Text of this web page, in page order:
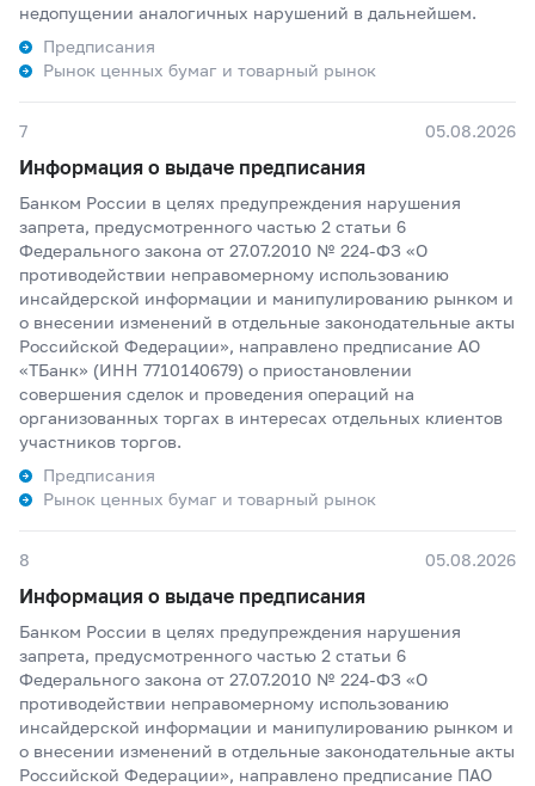
недопущении аналогичных нарушений в дальнейшем.
Предписания
Рынок ценных бумаг и товарный рынок
7 05.08.2026
Информация о выдаче предписания
Банком России в целях предупреждения нарушения
запрета, предусмотренного частью 2 статьи 6
Федерального закона от 27.07.2010 № 224-ФЗ «О
противодействии неправомерному использованию
инсайдерской информации и манипулированию рынком и
о внесении изменений в отдельные законодательные акты
Российской Федерации», направлено предписание АО
«ТБанк» (ИНН 7710140679) о приостановлении
совершения сделок и проведения операций на
организованных торгах в интересах отдельных клиентов
участников торгов.
Предписания
Рынок ценных бумаг и товарный рынок
8 05.08.2026
Информация о выдаче предписания
Банком России в целях предупреждения нарушения
запрета, предусмотренного частью 2 статьи 6
Федерального закона от 27.07.2010 № 224-ФЗ «О
противодействии неправомерному использованию
инсайдерской информации и манипулированию рынком и
о внесении изменений в отдельные законодательные акты
Российской Федерации», направлено предписание ПАО